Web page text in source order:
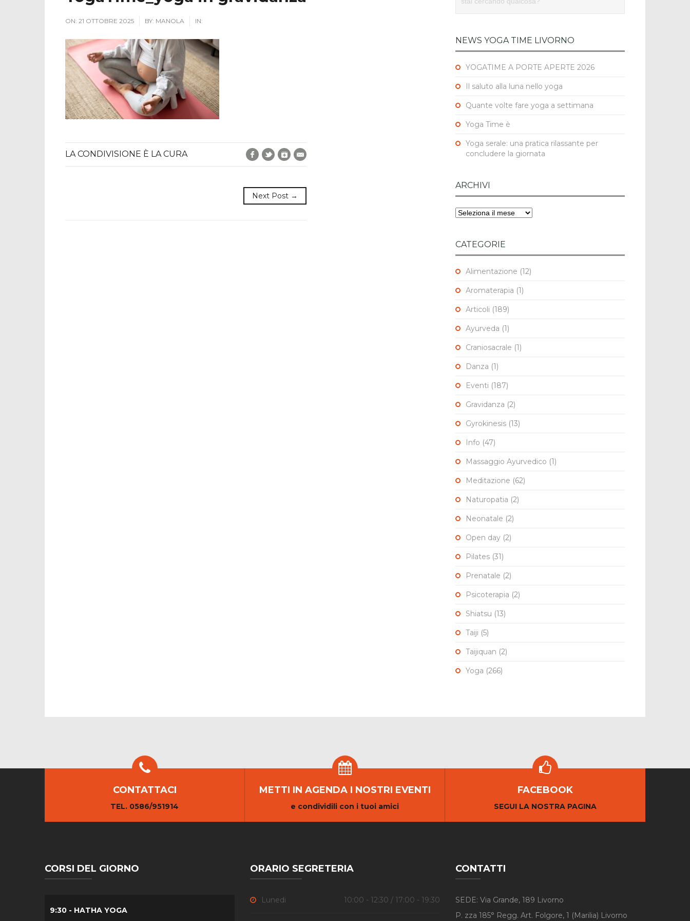
ON: 21 OTTOBRE 2025 BY: MANOLA IN:
LA CONDIVISIONE È LA CURA Facebook
TwitterGoogle+
Next Post →
NEWS YOGA TIME LIVORNO
YOGATIME A PORTE APERTE 2026
Il saluto alla luna nello yoga
Quante volte fare yoga a settimana
Yoga Time è
Yoga serale: una pratica rilassante per
concludere la giornata
ARCHIVI
Archivi
CATEGORIE
Alimentazione (12)
Aromaterapia (1)
Articoli (189)
Ayurveda (1)
Craniosacrale (1)
Danza (1)
Eventi (187)
Gravidanza (2)
Gyrokinesis (13)
Info (47)
Massaggio Ayurvedico (1)
Meditazione (62)
Naturopatia (2)
Neonatale (2)
Open day (2)
Pilates (31)
Prenatale (2)
Psicoterapia (2)
Shiatsu (13)
Taiji (5)
Taijiquan (2)
Yoga (266)
CONTATTACI
TEL. 0586/951914
METTI IN AGENDA I NOSTRI EVENTI
e condividili con i tuoi amici
FACEBOOK
SEGUI LA NOSTRA PAGINA
CORSI DEL GIORNO
9:30 - HATHA YOGA
ORARIO SEGRETERIA
Lunedi 10:00 - 12:30 / 17:00 - 19:30
CONTATTI
SEDE: Via Grande, 189 Livorno
P. zza 185° Regg. Art. Folgore, 1 (Marilia) Livorno